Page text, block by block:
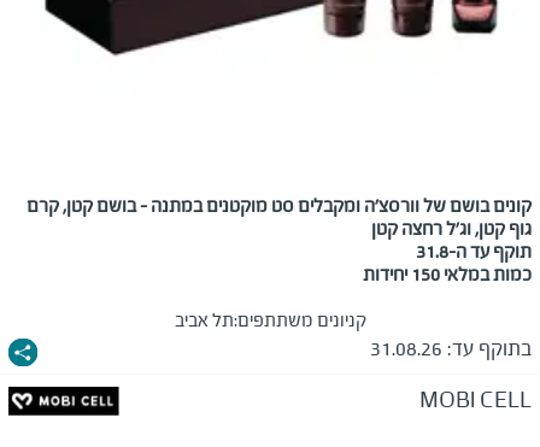
קונים בושם של וורסצ'ה ומקבלים סט מוקטנים במתנה - בושם קטן, קרם
גוף קטן, וג'ל רחצה קטן
תוקף עד ה-31.8
כמות במלאי 150 יחידות
קניונים משתתפים:תל אביב
בתוקף עד: 31.08.26
MOBI CELL